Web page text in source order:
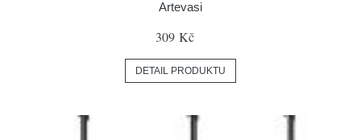
Artevasi
309 Kč
DETAIL PRODUKTU